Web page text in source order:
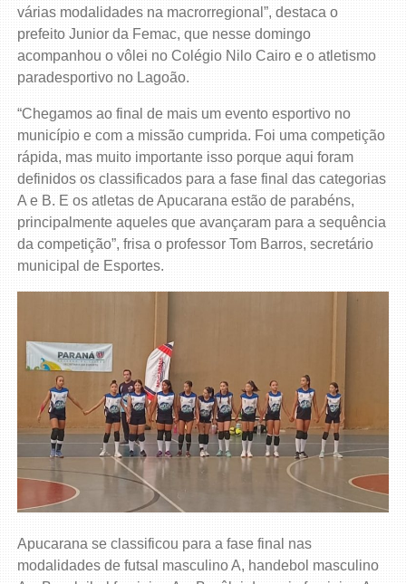
várias modalidades na macrorregional”, destaca o
prefeito Junior da Femac, que nesse domingo
acompanhou o vôlei no Colégio Nilo Cairo e o atletismo
paradesportivo no Lagoão.
“Chegamos ao final de mais um evento esportivo no
município e com a missão cumprida. Foi uma competição
rápida, mas muito importante isso porque aqui foram
definidos os classificados para a fase final das categorias
A e B. E os atletas de Apucarana estão de parabéns,
principalmente aqueles que avançaram para a sequência
da competição”, frisa o professor Tom Barros, secretário
municipal de Esportes.
Apucarana se classificou para a fase final nas
modalidades de futsal masculino A, handebol masculino